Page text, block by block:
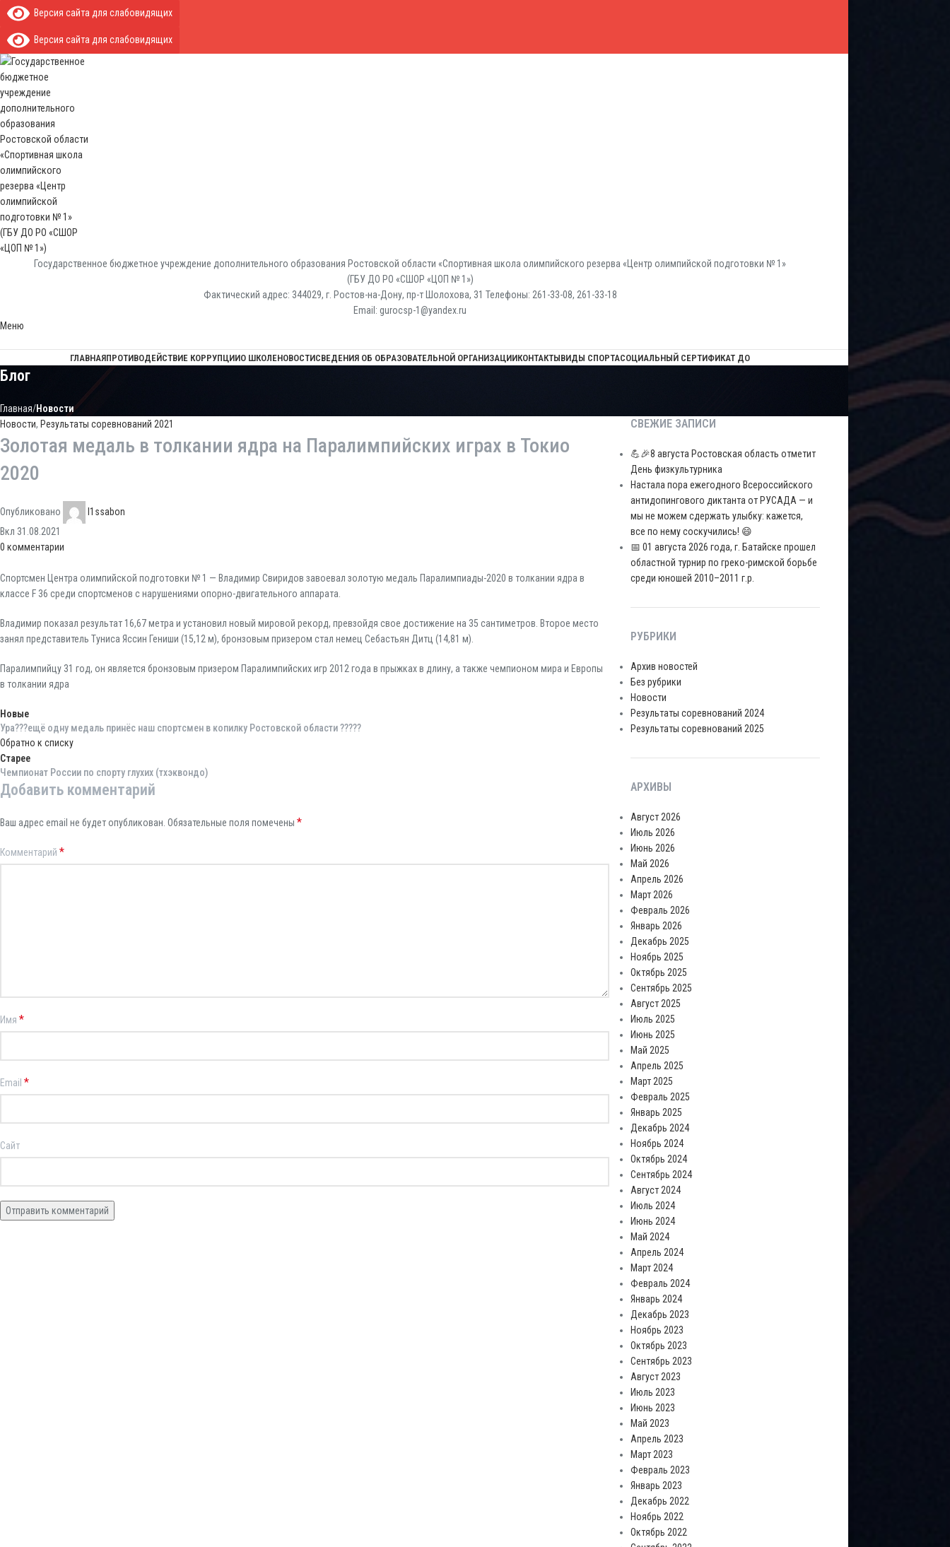
Версия сайта для слабовидящих
Версия сайта для слабовидящих
Государственное бюджетное учреждение дополнительного образования Ростовской области «Спортивная школа олимпийского резерва «Центр олимпийской подготовки № 1»
(ГБУ ДО РО «СШОР «ЦОП № 1»)
Фактический адрес: 344029, г. Ростов-на-Дону, пр-т Шолохова, 31 Телефоны: 261-33-08, 261-33-18
Email: gurocsp-1@yandex.ru
Меню
ГЛАВНАЯПРОТИВОДЕЙСТВИЕ КОРРУПЦИИО ШКОЛЕНОВОСТИСВЕДЕНИЯ ОБ ОБРАЗОВАТЕЛЬНОЙ ОРГАНИЗАЦИИКОНТАКТЫВИДЫ СПОРТАСОЦИАЛЬНЫЙ СЕРТИФИКАТ ДО
Блог
Главная Новости
Новости, Результаты соревнований 2021
Золотая медаль в толкании ядра на Паралимпийских играх в Токио
2020
Опубликовано
l1ssabon
Вкл 31.08.2021
0 комментарии
Спортсмен Центра олимпийской подготовки № 1 — Владимир Свиридов завоевал золотую медаль Паралимпиады-2020 в толкании ядра в
классе F 36 среди спортсменов с нарушениями опорно-двигательного аппарата.
Владимир показал результат 16,67 метра и установил новый мировой рекорд, превзойдя свое достижение на 35 сантиметров. Второе место
занял представитель Туниса Яссин Гениши (15,12 м), бронзовым призером стал немец Себастьян Дитц (14,81 м).
Паралимпийцу 31 год, он является бронзовым призером Паралимпийских игр 2012 года в прыжках в длину, а также чемпионом мира и Европы
в толкании ядра
Новые
Ура???ещё одну медаль принёс наш спортсмен в копилку Ростовской области ?????
Обратно к списку
Старее
Чемпионат России по спорту глухих (тхэквондо)
Добавить комментарий
Ваш адрес email не будет опубликован. Обязательные поля помечены *
Комментарий *
Имя *
Email *
Сайт
СВЕЖИЕ ЗАПИСИ
💪🎉8 августа Ростовская область отметит
День физкультурника
Настала пора ежегодного Всероссийского
антидопингового диктанта от РУСАДА — и
мы не можем сдержать улыбку: кажется,
все по нему соскучились! 😄
📅 01 августа 2026 года, г. Батайске прошел
областной турнир по греко-римской борьбе
среди юношей 2010–2011 г.р.
РУБРИКИ
Архив новостей
Без рубрики
Новости
Результаты соревнований 2024
Результаты соревнований 2025
АРХИВЫ
Август 2026
Июль 2026
Июнь 2026
Май 2026
Апрель 2026
Март 2026
Февраль 2026
Январь 2026
Декабрь 2025
Ноябрь 2025
Октябрь 2025
Сентябрь 2025
Август 2025
Июль 2025
Июнь 2025
Май 2025
Апрель 2025
Март 2025
Февраль 2025
Январь 2025
Декабрь 2024
Ноябрь 2024
Октябрь 2024
Сентябрь 2024
Август 2024
Июль 2024
Июнь 2024
Май 2024
Апрель 2024
Март 2024
Февраль 2024
Январь 2024
Декабрь 2023
Ноябрь 2023
Октябрь 2023
Сентябрь 2023
Август 2023
Июль 2023
Июнь 2023
Май 2023
Апрель 2023
Март 2023
Февраль 2023
Январь 2023
Декабрь 2022
Ноябрь 2022
Октябрь 2022